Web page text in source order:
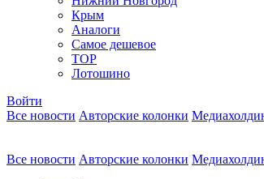
Крым
Аналоги
Самое дешевое
TOP
Лотошино
Войти
Все новости Авторские колонки
Все новости Авторские колонки